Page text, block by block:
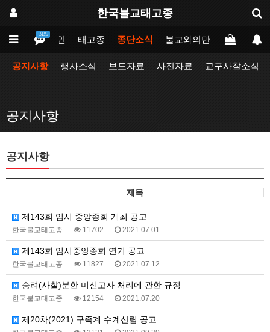
한국불교태고종
BBS
메인 태고종 종단소식 불교와의만남 업무포털
공지사항 행사소식 보도자료 사진자료 교구사찰소식
공지사항
공지사항
제목
제143회 임시 중앙종회 개최 공고
한국불교태고종 11702 2021.07.01
제143회 임시중앙종회 연기 공고
한국불교태고종 11827 2021.07.12
승려(사찰)분한 미신고자 처리에 관한 규정
한국불교태고종 12154 2021.07.20
제20차(2021) 구족계 수계산림 공고